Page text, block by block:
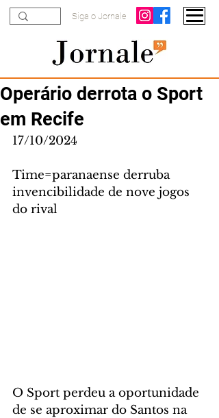
Siga o Jornale
Operário derrota o Sport
em Recife
17/10/2024
Time=paranaense derruba
invencibilidade de nove jogos
do rival
O Sport perdeu a oportunidade
de se aproximar do Santos na